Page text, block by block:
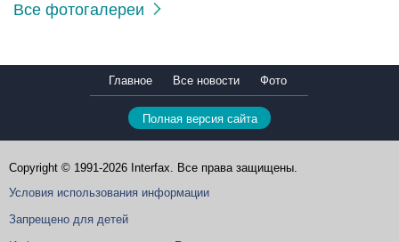
Все фотогалереи
Главное Все новости Фото
Полная версия сайта
Copyright © 1991-2026 Interfax. Все права защищены.
Условия использования информации
Запрещено для детей